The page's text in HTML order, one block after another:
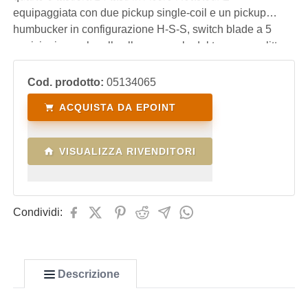
equipaggiata con due pickup single-coil e un pickup
humbucker in configurazione H-S-S, switch blade a 5
posizioni e push pull sulla manopola del tono per splittare
l' humbucker. Monta un ponte EKO Steel HRC57 Tremolo
black con leva tremolo e meccaniche autobloccanti nere.
Cod. prodotto: 05134065
ACQUISTA DA EPOINT
VISUALIZZA RIVENDITORI
Condividi:
Descrizione